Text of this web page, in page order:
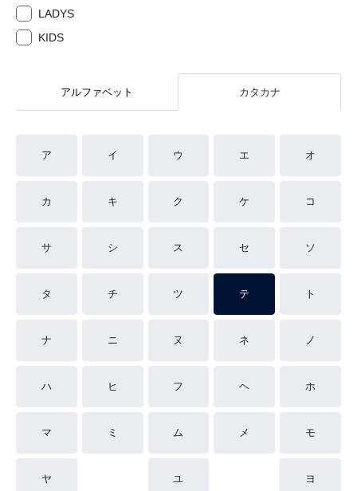
LADYS
KIDS
アルファベット カタカナ
ア イ ウ エ オ
カ キ ク ケ コ
サ シ ス セ ソ
タ チ ツ テ ト
ナ ニ ヌ ネ ノ
ハ ヒ フ ヘ ホ
マ ミ ム メ モ
ヤ ユ ヨ